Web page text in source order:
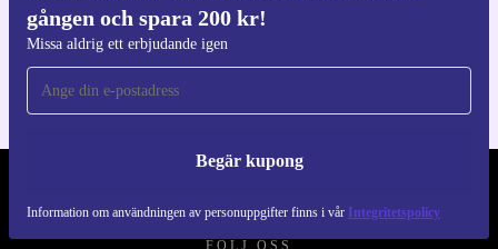
gången och spara 200 kr!
Missa aldrig ett erbjudande igen
Begär kupong
Information om användningen av personuppgifter finns i vår Integritetspolicy
Ladda ner refurbed appen
För iOS och Android